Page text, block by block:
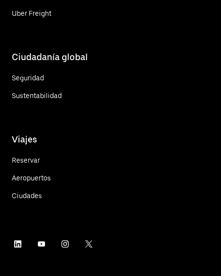
Uber Freight
Ciudadanía global
Seguridad
Sustentabilidad
Viajes
Reservar
Aeropuertos
Ciudades